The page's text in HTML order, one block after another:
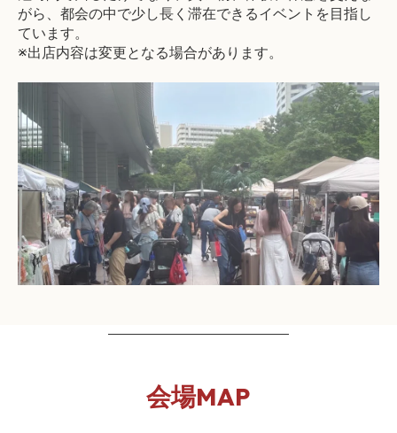
がら、都会の中で少し長く滞在できるイベントを目指し
ています。
※出店内容は変更となる場合があります。
会場MAP